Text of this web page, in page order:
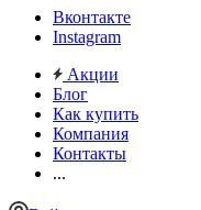
Вконтакте
Instagram
Акции
Блог
Как купить
Компания
Контакты
...